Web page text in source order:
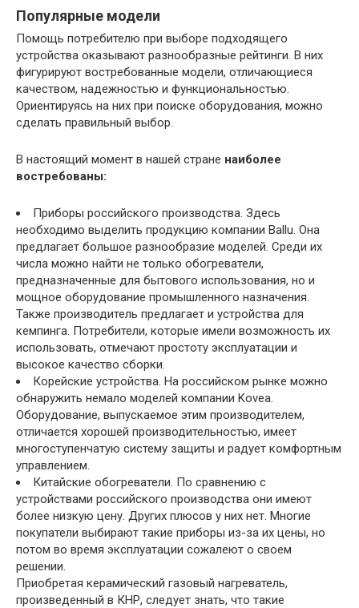
Популярные модели
Помощь потребителю при выборе подходящего
устройства оказывают разнообразные рейтинги. В них
фигурируют востребованные модели, отличающиеся
качеством, надежностью и функциональностью.
Ориентируясь на них при поиске оборудования, можно
сделать правильный выбор.
В настоящий момент в нашей стране наиболее
востребованы:
Приборы российского производства. Здесь
необходимо выделить продукцию компании Ballu. Она
предлагает большое разнообразие моделей. Среди их
числа можно найти не только обогреватели,
предназначенные для бытового использования, но и
мощное оборудование промышленного назначения.
Также производитель предлагает и устройства для
кемпинга. Потребители, которые имели возможность их
использовать, отмечают простоту эксплуатации и
высокое качество сборки.
Корейские устройства. На российском рынке можно
обнаружить немало моделей компании Kovea.
Оборудование, выпускаемое этим производителем,
отличается хорошей производительностью, имеет
многоступенчатую систему защиты и радует комфортным
управлением.
Китайские обогреватели. По сравнению с
устройствами российского производства они имеют
более низкую цену. Других плюсов у них нет. Многие
покупатели выбирают такие приборы из-за их цены, но
потом во время эксплуатации сожалеют о своем
решении.
Приобретая керамический газовый нагреватель,
произведенный в КНР, следует знать, что такие